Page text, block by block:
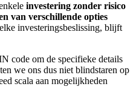
investering zonder risico
van verschillende opties
investeringsbeslissing, blijft
code om de specifieke details
we ons dus niet blindstaren op
scala aan mogelijkheden